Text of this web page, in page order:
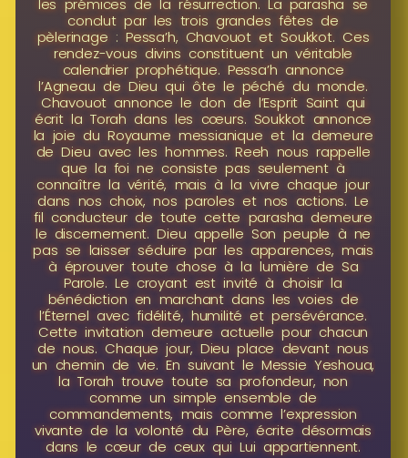
les prémices de la résurrection. La parasha se
conclut par les trois grandes fêtes de
pèlerinage : Pessa’h, Chavouot et Soukkot. Ces
rendez-vous divins constituent un véritable
calendrier prophétique. Pessa’h annonce
l’Agneau de Dieu qui ôte le péché du monde.
Chavouot annonce le don de l’Esprit Saint qui
écrit la Torah dans les cœurs. Soukkot annonce
la joie du Royaume messianique et la demeure
de Dieu avec les hommes. Reeh nous rappelle
que la foi ne consiste pas seulement à
connaître la vérité, mais à la vivre chaque jour
dans nos choix, nos paroles et nos actions. Le
fil conducteur de toute cette parasha demeure
le discernement. Dieu appelle Son peuple à ne
pas se laisser séduire par les apparences, mais
à éprouver toute chose à la lumière de Sa
Parole. Le croyant est invité à choisir la
bénédiction en marchant dans les voies de
l’Éternel avec fidélité, humilité et persévérance.
Cette invitation demeure actuelle pour chacun
de nous. Chaque jour, Dieu place devant nous
un chemin de vie. En suivant le Messie Yeshoua,
la Torah trouve toute sa profondeur, non
comme un simple ensemble de
commandements, mais comme l’expression
vivante de la volonté du Père, écrite désormais
dans le cœur de ceux qui Lui appartiennent.